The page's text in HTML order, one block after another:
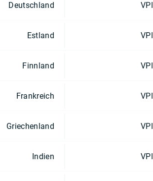
Deutschland VPI
Estland VPI
Finnland VPI
Frankreich VPI
Griechenland VPI
Indien VPI